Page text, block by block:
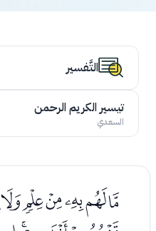
التَّفسير
تيسير الكريم الرحمن
السعدي